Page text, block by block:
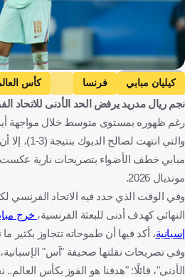
Getty Images
كيليان مبابي فرنسا كأس
نجم ريال مدريد يرفض الحد الأدنى للاتحاد
رغم ظهوره بمستوى متوسط خلال مواجهة
والتي انتهت
مبابي خطف الأضواء بتصريحات نارية
مونديال 2026.
وفي الوقت الذي حدد فيه الاتحاد الفرنسي
النهائي كهدف أدنى للبعثة الفرنسية، خرج
إسبانية، أكد فيها أن طموحاته تتجاوز
وفي تصريحات نقلتها صحيفة "آس"
الأدنى"، قائلًا: "هدفنا هو الفوز بكأس